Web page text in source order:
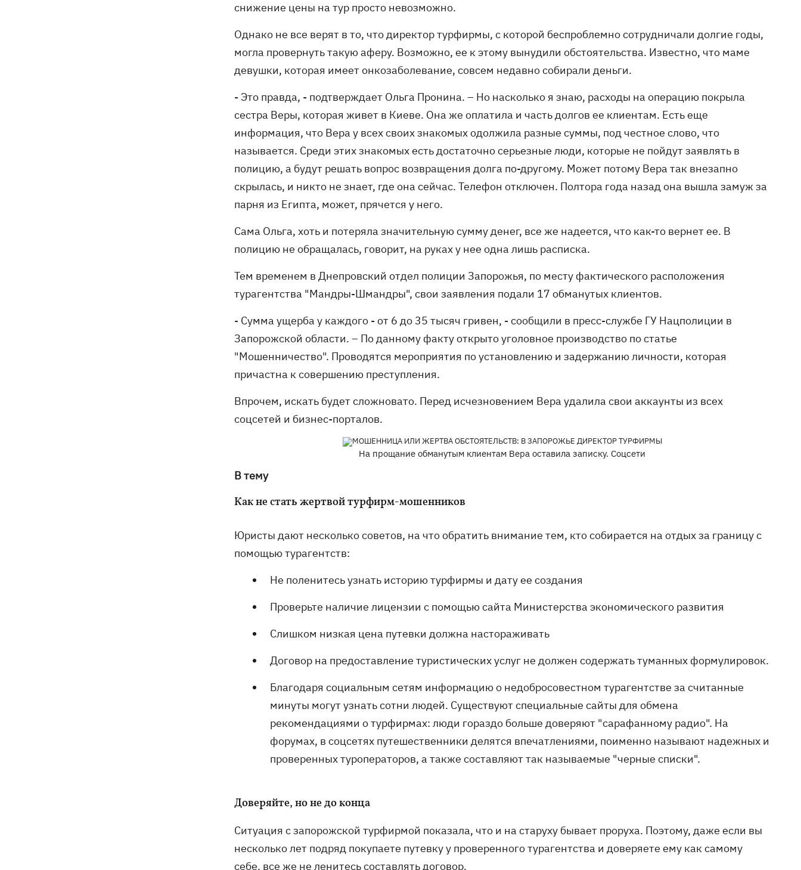
снижение цены на тур просто невозможно.
Однако не все верят в то, что директор турфирмы, с которой беспроблемно сотрудничали долгие годы,
могла провернуть такую аферу. Возможно, ее к этому вынудили обстоятельства. Известно, что маме
девушки, которая имеет онкозаболевание, совсем недавно собирали деньги.
- Это правда, - подтверждает Ольга Пронина. – Но насколько я знаю, расходы на операцию покрыла
сестра Веры, которая живет в Киеве. Она же оплатила и часть долгов ее клиентам. Есть еще
информация, что Вера у всех своих знакомых одолжила разные суммы, под честное слово, что
называется. Среди этих знакомых есть достаточно серьезные люди, которые не пойдут заявлять в
полицию, а будут решать вопрос возвращения долга по-другому. Может потому Вера так внезапно
скрылась, и никто не знает, где она сейчас. Телефон отключен. Полтора года назад она вышла замуж за
парня из Египта, может, прячется у него.
Сама Ольга, хоть и потеряла значительную сумму денег, все же надеется, что как-то вернет ее. В
полицию не обращалась, говорит, на руках у нее одна лишь расписка.
Тем временем в Днепровский отдел полиции Запорожья, по месту фактического расположения
турагентства "Мандры-Шмандры", свои заявления подали 17 обманутых клиентов.
- Сумма ущерба у каждого - от 6 до 35 тысяч гривен, - сообщили в пресс-службе ГУ Нацполиции в
Запорожской области. – По данному факту открыто уголовное производство по статье
"Мошенничество". Проводятся мероприятия по установлению и задержанию личности, которая
причастна к совершению преступления.
Впрочем, искать будет сложновато. Перед исчезновением Вера удалила свои аккаунты из всех
соцсетей и бизнес-порталов.
На прощание обманутым клиентам Вера оставила записку. Соцсети
В тему
Как не стать жертвой турфирм-мошенников
Юристы дают несколько советов, на что обратить внимание тем, кто собирается на отдых за границу с
помощью турагентств:
Не поленитесь узнать историю турфирмы и дату ее создания
Проверьте наличие лицензии с помощью сайта Министерства экономического развития
Слишком низкая цена путевки должна настораживать
Договор на предоставление туристических услуг не должен содержать туманных формулировок.
Благодаря социальным сетям информацию о недобросовестном турагентстве за считанные
минуты могут узнать сотни людей. Существуют специальные сайты для обмена
рекомендациями о турфирмах: люди гораздо больше доверяют "сарафанному радио". На
форумах, в соцсетях путешественники делятся впечатлениями, поименно называют надежных и
проверенных туроператоров, а также составляют так называемые "черные списки".
Доверяйте, но не до конца
Ситуация с запорожской турфирмой показала, что и на старуху бывает проруха. Поэтому, даже если вы
несколько лет подряд покупаете путевку у проверенного турагентства и доверяете ему как самому
себе, все же не ленитесь составлять договор.